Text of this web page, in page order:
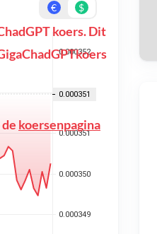
€ $
koers. Dit
koersenpagina